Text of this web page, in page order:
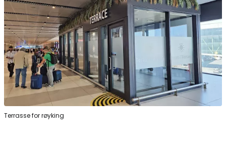
Terrasse for røyking